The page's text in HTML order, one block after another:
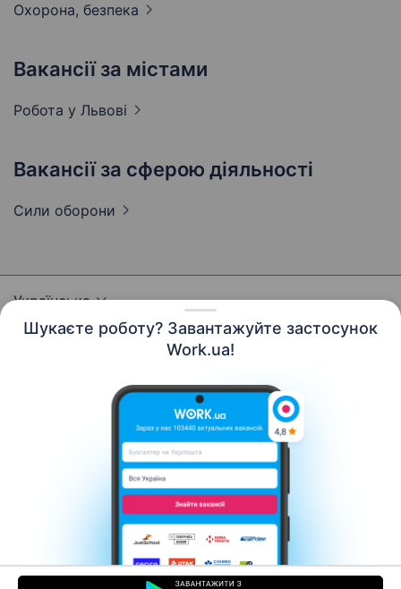
Шукаєте роботу? Завантажуйте застосунок
Work.ua!
Охорона, безпека
Вакансії за містами
Робота у Львові
Вакансії за сферою діяльності
Сили оборони
Українська
Контакти Про нас
Кар’єра
Новини Work.ua
Допомога Умови використання
Роботодавцю
© 2006–2026 Work.ua. Сервіс пошуку роботи №1 в